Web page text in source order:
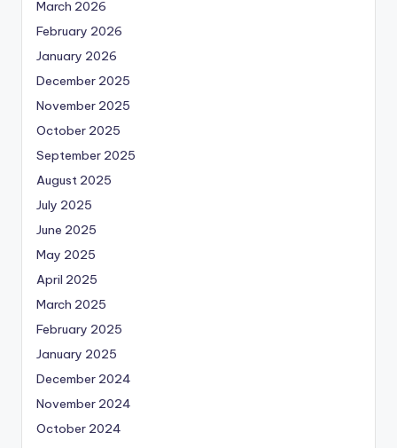
March 2026
February 2026
January 2026
December 2025
November 2025
October 2025
September 2025
August 2025
July 2025
June 2025
May 2025
April 2025
March 2025
February 2025
January 2025
December 2024
November 2024
October 2024